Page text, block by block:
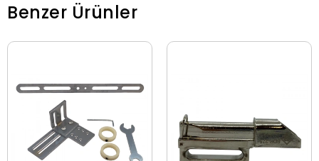
Benzer Ürünler